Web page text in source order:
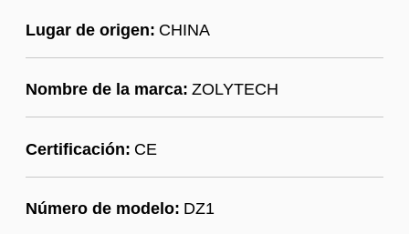
Lugar de origen: CHINA
Nombre de la marca: ZOLYTECH
Certificación: CE
Número de modelo: DZ1